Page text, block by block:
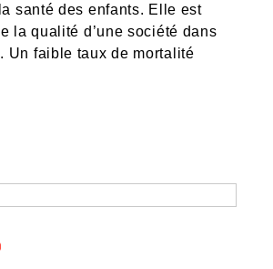
santé des enfants. Elle est
la qualité d’une société dans
Un faible taux de mortalité